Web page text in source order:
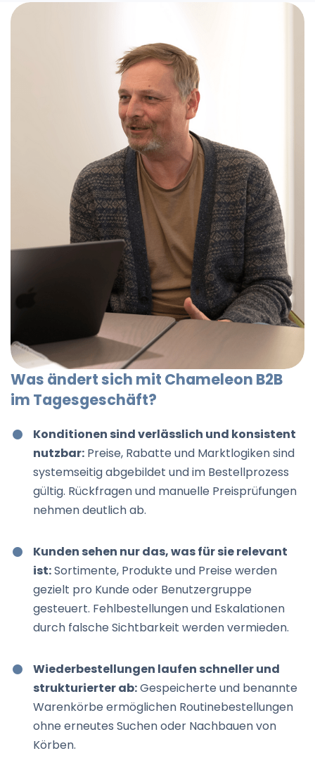
Was ändert sich mit Chameleon B2B
im Tagesgeschäft?
Konditionen sind verlässlich und konsistent
nutzbar: Preise, Rabatte und Marktlogiken sind
systemseitig abgebildet und im Bestellprozess
gültig. Rückfragen und manuelle Preisprüfungen
nehmen deutlich ab.
Kunden sehen nur das, was für sie relevant
ist:Sortimente, Produkte und Preise werden
gezielt pro Kunde oder Benutzergruppe
gesteuert. Fehlbestellungen und Eskalationen
durch falsche Sichtbarkeit werden vermieden.
Wiederbestellungen laufen schneller und
strukturierter ab:Gespeicherte und benannte
Warenkörbe ermöglichen Routinebestellungen
ohne erneutes Suchen oder Nachbauen von
Körben.